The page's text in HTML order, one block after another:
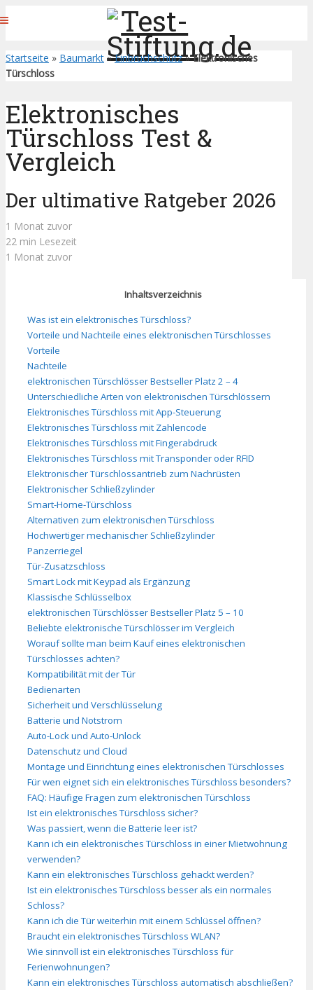
Startseite » Baumarkt »Einbruchschutz»Elektronisches
Türschloss
Elektronisches
Türschloss Test &
Vergleich
Der ultimative Ratgeber 2026
1 Monat zuvor
22 min Lesezeit
1 Monat zuvor
Inhaltsverzeichnis
Was ist ein elektronisches Türschloss?
Vorteile und Nachteile eines elektronischen Türschlosses
Vorteile
Nachteile
elektronischen Türschlösser Bestseller Platz 2 – 4
Unterschiedliche Arten von elektronischen Türschlössern
Elektronisches Türschloss mit App-Steuerung
Elektronisches Türschloss mit Zahlencode
Elektronisches Türschloss mit Fingerabdruck
Elektronisches Türschloss mit Transponder oder RFID
Elektronischer Türschlossantrieb zum Nachrüsten
Elektronischer Schließzylinder
Smart-Home-Türschloss
Alternativen zum elektronischen Türschloss
Hochwertiger mechanischer Schließzylinder
Panzerriegel
Tür-Zusatzschloss
Smart Lock mit Keypad als Ergänzung
Klassische Schlüsselbox
elektronischen Türschlösser Bestseller Platz 5 – 10
Beliebte elektronische Türschlösser im Vergleich
Worauf sollte man beim Kauf eines elektronischen
Türschlosses achten?
Kompatibilität mit der Tür
Bedienarten
Sicherheit und Verschlüsselung
Batterie und Notstrom
Auto-Lock und Auto-Unlock
Datenschutz und Cloud
Montage und Einrichtung eines elektronischen Türschlosses
Für wen eignet sich ein elektronisches Türschloss besonders?
FAQ: Häufige Fragen zum elektronischen Türschloss
Ist ein elektronisches Türschloss sicher?
Was passiert, wenn die Batterie leer ist?
Kann ich ein elektronisches Türschloss in einer Mietwohnung
verwenden?
Kann ein elektronisches Türschloss gehackt werden?
Ist ein elektronisches Türschloss besser als ein normales
Schloss?
Kann ich die Tür weiterhin mit einem Schlüssel öffnen?
Braucht ein elektronisches Türschloss WLAN?
Wie sinnvoll ist ein elektronisches Türschloss für
Ferienwohnungen?
Kann ein elektronisches Türschloss automatisch abschließen?